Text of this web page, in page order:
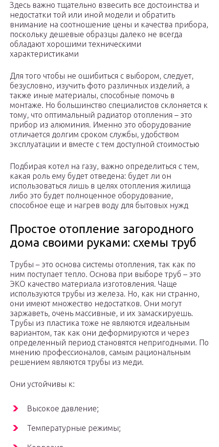
Здесь важно тщательно взвесить все достоинства и
недостатки той или иной модели и обратить
внимание на соотношение цены и качества прибора,
поскольку дешевые образцы далеко не всегда
обладают хорошими техническими
характеристиками
Для того чтобы не ошибиться с выбором, следует,
безусловно, изучить фото различных изделий, а
также иные материалы, способные помочь в
монтаже. Но большинство специалистов склоняется к
тому, что оптимальный радиатор отопления – это
прибор из алюминия. Именно это оборудование
отличается долгим сроком службы, удобством
эксплуатации и вместе с тем доступной стоимостью
Подбирая котел на газу, важно определиться с тем,
какая роль ему будет отведена: будет ли он
использоваться лишь в целях отопления жилища
либо это будет полноценное оборудование,
способное еще и нагрев воду для бытовых нужд
Простое отопление загородного
дома своими руками: схемы труб
Трубы – это основа системы отопления, так как по
ним поступает тепло. Основа при выборе труб – это
ЭКО качество материала изготовления. Чаще
используются трубы из железа. Но, как ни странно,
они имеют множество недостатков. Они могут
заржаветь, очень массивные, и их замаскируешь.
Трубы из пластика тоже не являются идеальным
вариантом, так как они деформируются и через
определенный период становятся непригодными. По
мнению профессионалов, самым рациональным
решением являются трубы из меди.
Они устойчивы к:
Высокое давление;
Температурные режимы;